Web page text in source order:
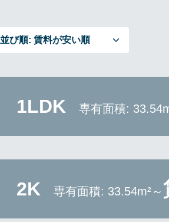
並び順: 賃料が安い順
1LDK 専有面積:
2K 専有面積: 33.54m²～